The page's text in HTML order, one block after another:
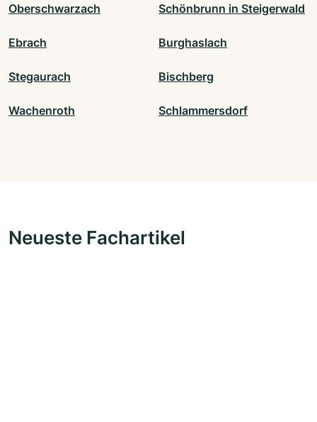
Oberschwarzach Schönbrunn in Steigerwald
Ebrach Burghaslach
Stegaurach Bischberg
Wachenroth Schlammersdorf
Neueste Fachartikel